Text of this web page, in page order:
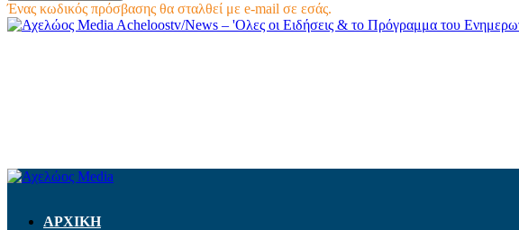
Ένας κωδικός πρόσβασης θα σταλθεί με e-mail σε εσάς.
Acheloostv/News – 'Ολες οι Ειδήσεις & το Πρόγραμμα του
ΑΡΧΙΚΗ